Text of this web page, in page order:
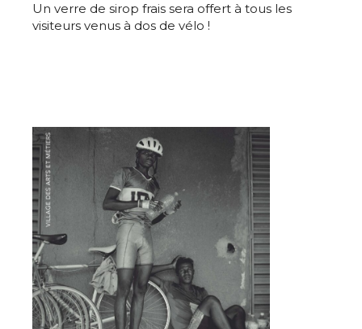
Un verre de sirop frais sera offert à tous les
visiteurs venus à dos de vélo !